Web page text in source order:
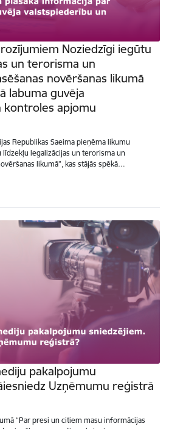
Noziedzīgi iegūtu
un terorisma un
novēršanas likumā
labuma guvēja
kontroles apjomu
Republikas Saeima pieņēma likumu
legalizācijas un terorisma un
likumā”, kas stājās spēkā…
pakalpojumu
Uzņēmumu reģistrā
“Par presi un citiem masu informācijas